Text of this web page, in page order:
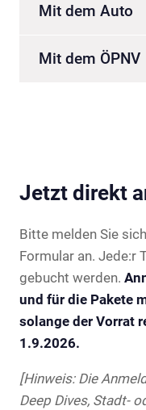
Mit dem Auto
Mit dem ÖPNV
Jetzt direkt
Bitte melden Sie
Formular an. Jede:r
gebucht werden.
und für die Pakete
solange der Vorrat
1.9.2026.
[Hinweis: Die
Deep Dives, Stadt-